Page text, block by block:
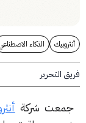
الذكاء الاصطناعي
شركةأنثروبيك